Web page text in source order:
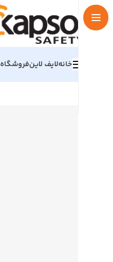
خانهلایف لاینفروشگاه